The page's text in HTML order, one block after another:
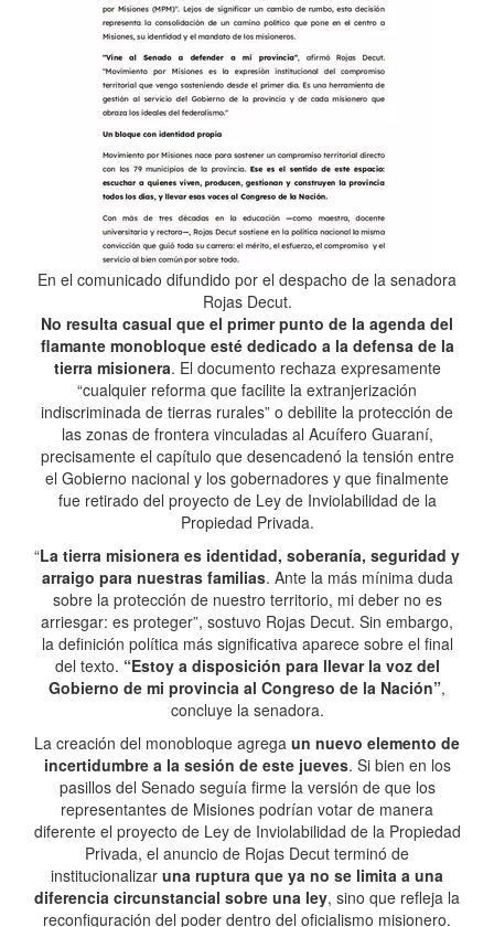
En el comunicado difundido por el despacho de la senadora
Rojas Decut.
No resulta casual que el primer punto de la agenda del
flamante monobloque esté dedicado a la defensa de la
tierra misionera. El documento rechaza expresamente
“cualquier reforma que facilite la extranjerización
indiscriminada de tierras rurales” o debilite la protección de
las zonas de frontera vinculadas al Acuífero Guaraní,
precisamente el capítulo que desencadenó la tensión entre
el Gobierno nacional y los gobernadores y que finalmente
fue retirado del proyecto de Ley de Inviolabilidad de la
Propiedad Privada.
“La tierra misionera es identidad, soberanía, seguridad y
arraigo para nuestras familias. Ante la más mínima duda
sobre la protección de nuestro territorio, mi deber no es
arriesgar: es proteger”, sostuvo Rojas Decut. Sin embargo,
la definición política más significativa aparece sobre el final
del texto. “Estoy a disposición para llevar la voz del
Gobierno de mi provincia al Congreso de la Nación”,
concluye la senadora.
La creación del monobloque agrega un nuevo elemento de
incertidumbre a la sesión de este jueves. Si bien en los
pasillos del Senado seguía firme la versión de que los
representantes de Misiones podrían votar de manera
diferente el proyecto de Ley de Inviolabilidad de la Propiedad
Privada, el anuncio de Rojas Decut terminó de
institucionalizar una ruptura que ya no se limita a una
diferencia circunstancial sobre una ley, sino que refleja la
reconfiguración del poder dentro del oficialismo misionero.